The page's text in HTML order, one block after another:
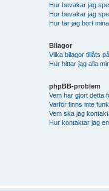
Hur bevakar jag
Hur bevakar jag
Hur tar jag bort
Bilagor
Vilka bilagor tillåts
Hur hittar jag alla
phpBB-problem
Vem har gjort detta
Varför finns inte
Vem ska jag
Hur kontaktar jag